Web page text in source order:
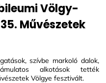
Völgy-
Művészetek
szívbe markoló dalok,
alkotások tették
Völgye fesztivált.